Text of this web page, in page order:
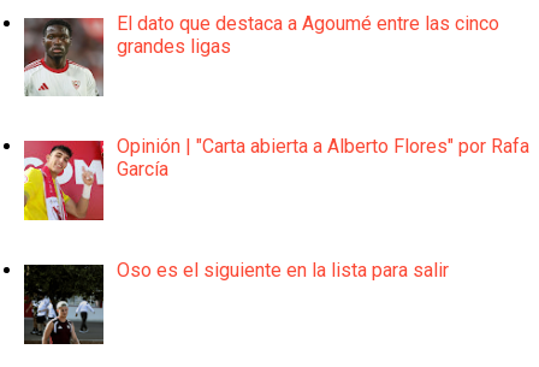
El dato que destaca a Agoumé entre las cinco
grandes ligas
Opinión | "Carta abierta a Alberto Flores" por Rafa
García
Oso es el siguiente en la lista para salir